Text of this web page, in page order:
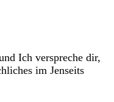
Ich verspreche dir,
im Jenseits